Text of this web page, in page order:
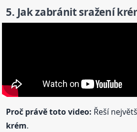
5. Jak zabránit sražení
Proč právě toto video: Řeší
krém.